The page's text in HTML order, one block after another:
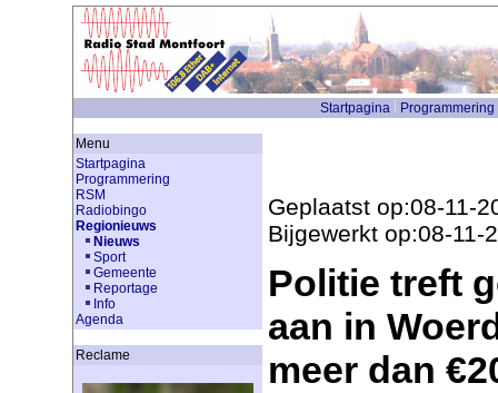
Startpagina Programmering
Menu
Startpagina
Programmering
RSM
Radiobingo
Regionieuws
Nieuws
Sport
Gemeente
Reportage
Info
Agenda
Reclame
Geplaatst op:08-11-
Bijgewerkt op:08-11-
Politie treft
aan in
meer dan